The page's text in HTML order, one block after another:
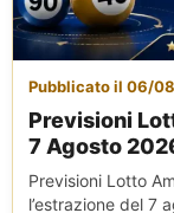
Pubblicato il 06/
Previsioni
7 Agosto
Previsioni Lotto
l’estrazione del 7